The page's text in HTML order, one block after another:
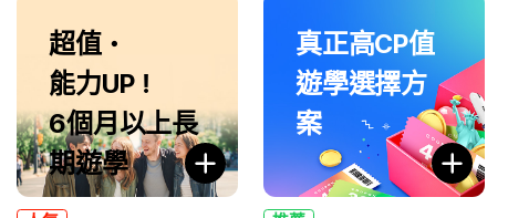
超值・
能力UP！
6個月以上長
期遊學
真正高CP值
遊學選擇方
案